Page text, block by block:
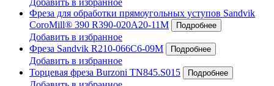
Фреза для обработки прямоугольных уступов Sandvik
CoroMill® 390 R390-020A20-11M
Добавить в избранное
Фреза Sandvik R210-066C6-09M
Добавить в избранное
Торцевая фреза Burzoni TN845.S015